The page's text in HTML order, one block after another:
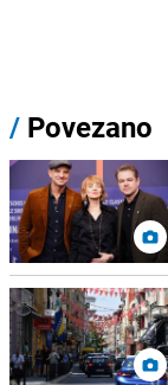
/ Povezano